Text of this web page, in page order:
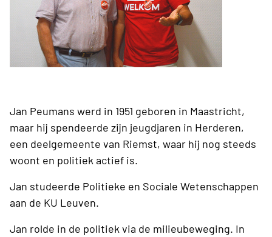
Jan Peumans werd in 1951 geboren in Maastricht,
maar hij spendeerde zijn jeugdjaren in Herderen,
een deelgemeente van Riemst, waar hij nog steeds
woont en politiek actief is.
Jan studeerde Politieke en Sociale Wetenschappen
aan de KU Leuven.
Jan rolde in de politiek via de milieubeweging. In